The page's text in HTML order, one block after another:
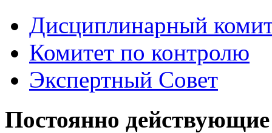
Дисциплинарный
Комитет по контролю
Экспертный Совет
Постоянно